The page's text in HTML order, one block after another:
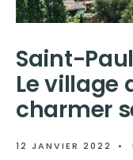
Saint-
Le village
charmer
12 JANVIER 2022 •